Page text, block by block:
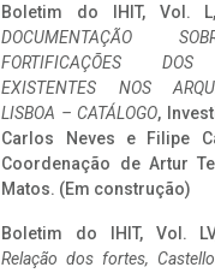
Boletim do IHIT, Vol.
DOCUMENTAÇÃO
FORTIFICAÇÕES DOS
EXISTENTES NOS
LISBOA – CATÁLOGO,
Carlos Neves e Filipe
Coordenação de Artur
Matos. (Em construção)
Boletim do IHIT, Vol.
Relação dos fortes,